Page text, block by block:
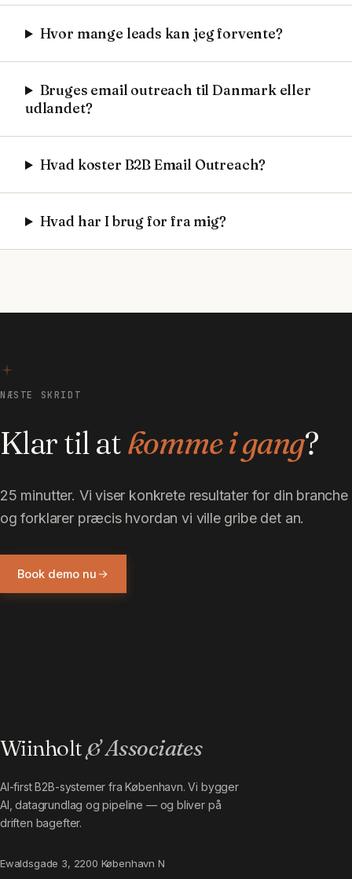
Hvor mange leads kan jeg forvente?
Bruges email outreach til Danmark eller
udlandet?
Hvad koster B2B Email Outreach?
Hvad har I brug for fra mig?
NÆSTE SKRIDT
Klar til atkomme i gang?
25 minutter. Vi viser konkrete resultater for din branche
og forklarer præcis hvordan vi ville gribe det an.
Book demo nu
Wiinholt& Associates
AI-first B2B-systemer fra København. Vi bygger
AI, datagrundlag og pipeline — og bliver på
driften bagefter.
Ewaldsgade 3, 2200 København N